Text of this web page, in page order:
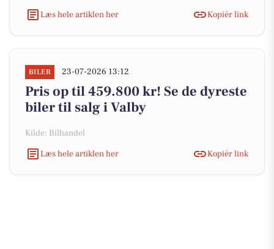
Læs hele artiklen her
Kopiér link
BILER 23-07-2026 13:12
Pris op til 459.800 kr! Se de dyreste
biler til salg i Valby
Kilde: Bilhandel
Læs hele artiklen her
Kopiér link